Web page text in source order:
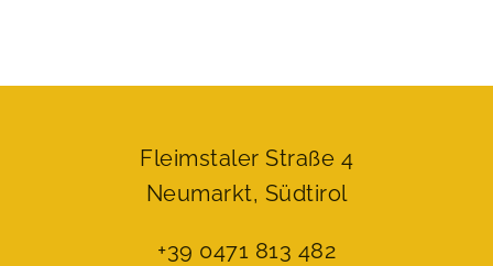
Fleimstaler Straße 4
Neumarkt, Südtirol
+39 0471 813 482